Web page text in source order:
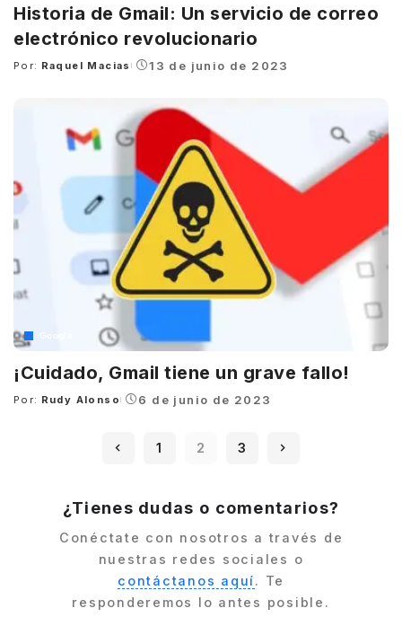
Historia de Gmail: Un servicio de correo
electrónico revolucionario
Posted
Por: Raquel Macias 13 de junio de 2023
¡Cuidado, Gmail tiene un grave fallo!
Posted
Por: Rudy Alonso 6 de junio de 2023
1 2 3
¿Tienes dudas o comentarios?
Conéctate con nosotros a través de
nuestras redes sociales o
contáctanos aquí. Te
responderemos lo antes posible.